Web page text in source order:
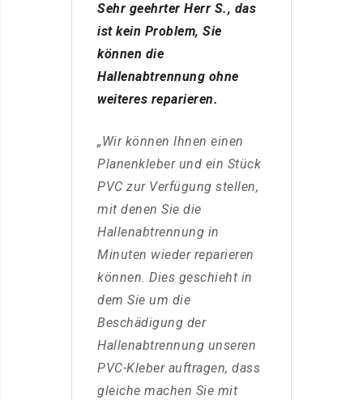
Sehr geehrter Herr S., das
ist kein Problem, Sie
können die
Hallenabtrennung ohne
weiteres reparieren.
„Wir können Ihnen einen
Planenkleber und ein Stück
PVC zur Verfügung stellen,
mit denen Sie die
Hallenabtrennung in
Minuten wieder reparieren
können. Dies geschieht in
dem Sie um die
Beschädigung der
Hallenabtrennung unseren
PVC-Kleber auftragen, dass
gleiche machen Sie mit